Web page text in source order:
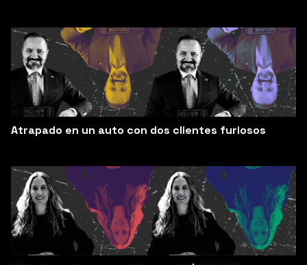
Atrapado en un auto con dos clientes furiosos